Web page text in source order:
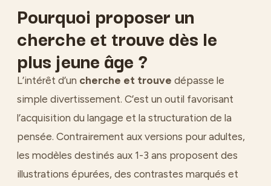
Pourquoi proposer un
cherche et trouve dès le
plus jeune âge ?
L’intérêt d’un cherche et trouve dépasse le
simple divertissement. C’est un outil favorisant
l’acquisition du langage et la structuration de la
pensée. Contrairement aux versions pour adultes,
les modèles destinés aux 1-3 ans proposent des
illustrations épurées, des contrastes marqués et